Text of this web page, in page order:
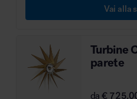
Vai alla
Turbine
parete
da€